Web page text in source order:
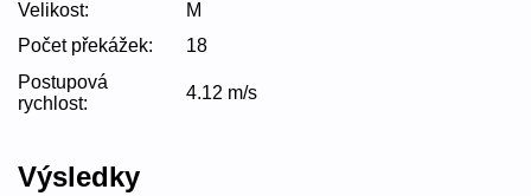
Velikost:
M
Počet překážek:
18
Postupová
rychlost:
4.12 m/s
Výsledky